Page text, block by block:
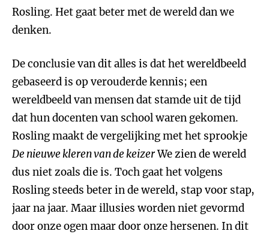
Rosling. Het gaat beter met de wereld dan we
denken.
De conclusie van dit alles is dat het wereldbeeld
gebaseerd is op verouderde kennis; een
wereldbeeld van mensen dat stamde uit de tijd
dat hun docenten van school waren gekomen.
Rosling maakt de vergelijking met het sprookje
De nieuwe kleren van de keizerWe zien de wereld
dus niet zoals die is. Toch gaat het volgens
Rosling steeds beter in de wereld, stap voor stap,
jaar na jaar. Maar illusies worden niet gevormd
door onze ogen maar door onze hersenen. In dit